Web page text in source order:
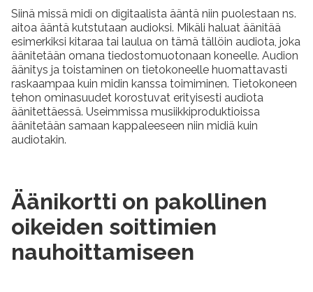
Siinä missä midi on digitaalista ääntä niin puolestaan ns.
aitoa ääntä kutstutaan audioksi. Mikäli haluat äänitää
esimerkiksi kitaraa tai laulua on tämä tällöin audiota, joka
äänitetään omana tiedostomuotonaan koneelle. Audion
äänitys ja toistaminen on tietokoneelle huomattavasti
raskaampaa kuin midin kanssa toimiminen. Tietokoneen
tehon ominasuudet korostuvat erityisesti audiota
äänitettäessä. Useimmissa musiikkiproduktioissa
äänitetään samaan kappaleeseen niin midiä kuin
audiotakin.
Äänikortti on pakollinen
oikeiden soittimien
nauhoittamiseen